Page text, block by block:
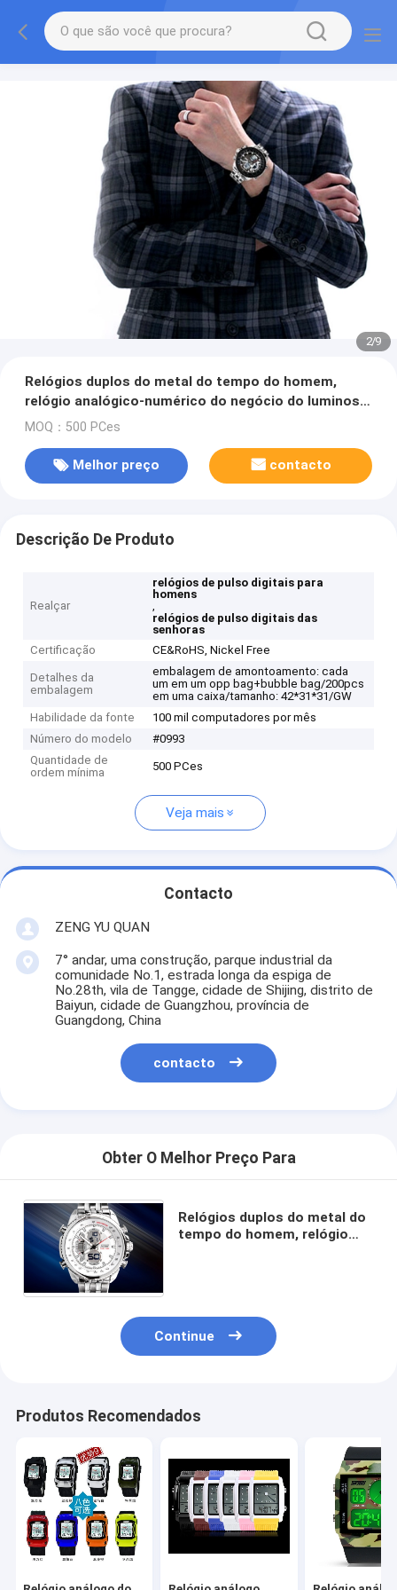
2/9
Relógios duplos do metal do tempo do homem,
relógio analógico-numérico do negócio do luminoso
do EL
MOQ：500 PCes
Melhor preço contacto
Descrição De Produto
Realçar
relógios de pulso digitais para
homens
,
relógios de pulso digitais das
senhoras
Certificação
CE&RoHS, Nickel Free
Detalhes da
embalagem
embalagem de amontoamento: cada
um em um opp bag+bubble bag/200pcs
em uma caixa/tamanho: 42*31*31/GW
Habilidade da fonte
100 mil computadores por mês
Número do modelo
#0993
Quantidade de
ordem mínima
500 PCes
Veja mais
Contacto
ZENG YU QUAN
7° andar, uma construção, parque industrial da
comunidade No.1, estrada longa da espiga de
No.28th, vila de Tangge, cidade de Shijing, distrito de
Baiyun, cidade de Guangzhou, província de
Guangdong, China
contacto
Obter O Melhor Preço Para
Relógios duplos do metal do
tempo do homem, relógio
Continue
Produtos Recomendados